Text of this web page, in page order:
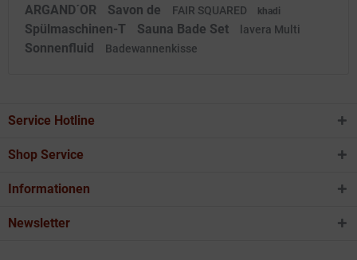
ARGAND´OR
Savon de FAIR SQUARED khadi
Spülmaschinen-T Sauna Bade Set lavera Multi
Sonnenfluid Badewannenkisse
Service Hotline
Shop Service
Informationen
Newsletter